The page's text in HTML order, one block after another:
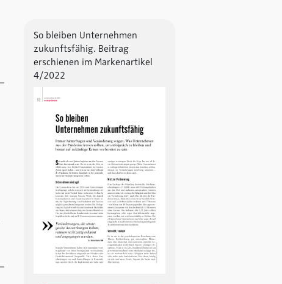
So bleiben Unternehmen
zukunftsfähig. Beitrag
erschienen im Markenartikel
4/2022